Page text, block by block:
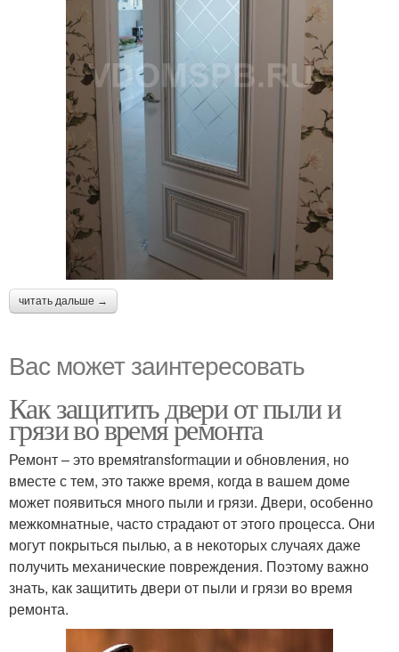
читать дальше →
Вас может заинтересовать
Как защитить двери от пыли и
грязи во время ремонта
Ремонт – это времяtransformации и обновления, но
вместе с тем, это также время, когда в вашем доме
может появиться много пыли и грязи. Двери, особенно
межкомнатные, часто страдают от этого процесса. Они
могут покрыться пылью, а в некоторых случаях даже
получить механические повреждения. Поэтому важно
знать, как защитить двери от пыли и грязи во время
ремонта.